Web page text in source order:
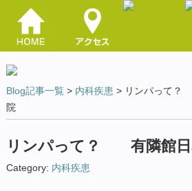
Blog記事一覧> 内科疾患 > リンパって
院
リンパって？ 有隣館日
Category: 内科疾患